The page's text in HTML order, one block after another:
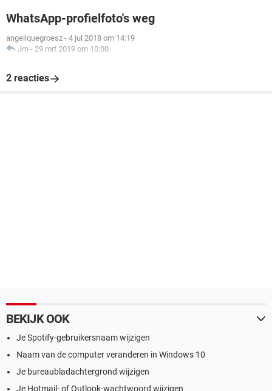
WhatsApp-profielfoto's weg
angeliquegroesz - 4 jul 2018 om 14:19
Jm - 29 mrt 2019 om 10:00
2 reacties
BEKIJK OOK
Je Spotify-gebruikersnaam wijzigen
Naam van de computer veranderen in Windows 10
Je bureaubladachtergrond wijzigen
Je Hotmail- of Outlook-wachtwoord wijzigen